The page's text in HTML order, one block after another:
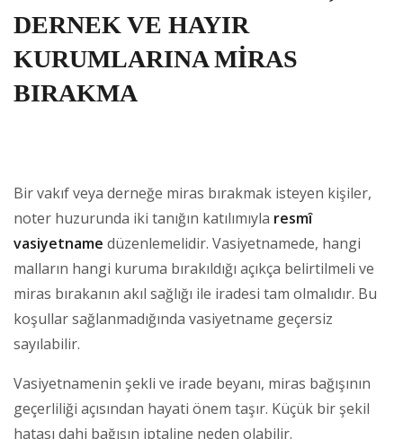
DERNEK VE HAYIR
KURUMLARINA MİRAS
BIRAKMA
Bir vakıf veya derneğe miras bırakmak isteyen kişiler,
noter huzurunda iki tanığın katılımıyla resmî
vasiyetname düzenlemelidir. Vasiyetnamede, hangi
malların hangi kuruma bırakıldığı açıkça belirtilmeli ve
miras bırakanın akıl sağlığı ile iradesi tam olmalıdır. Bu
koşullar sağlanmadığında vasiyetname geçersiz
sayılabilir.
Vasiyetnamenin şekli ve irade beyanı, miras bağışının
geçerliliği açısından hayati önem taşır. Küçük bir şekil
hatası dahi bağışın iptaline neden olabilir.